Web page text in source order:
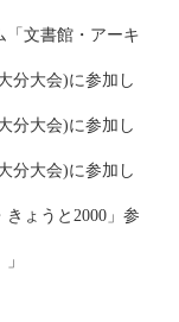
文書館・アーキ
大会)に参加し
大会)に参加し
大会)に参加し
ょうと2000」参